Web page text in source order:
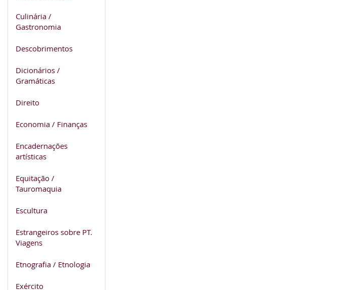
Culinária /
Gastronomia
Descobrimentos
Dicionários /
Gramáticas
Direito
Economia / Finanças
Encadernações
artísticas
Equitação /
Tauromaquia
Escultura
Estrangeiros sobre PT.
Viagens
Etnografia / Etnologia
Exército